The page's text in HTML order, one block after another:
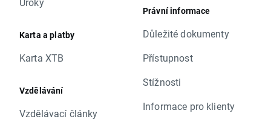
Karta a platby
Karta XTB
Vzdělávání
Vzdělávací články
Právní informace
Důležité dokumenty
Přístupnost
Stížnosti
Informace pro klienty